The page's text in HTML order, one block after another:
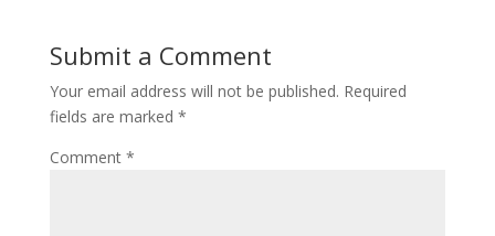
Submit a Comment
Your email address will not be published. Required
fields are marked *
Comment *